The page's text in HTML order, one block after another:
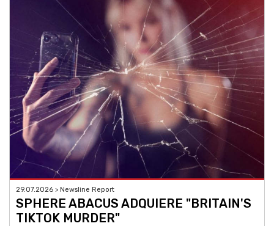
29.07.2026 > Newsline Report
SPHERE ABACUS ADQUIERE "BRITAIN'S
TIKTOK MURDER"